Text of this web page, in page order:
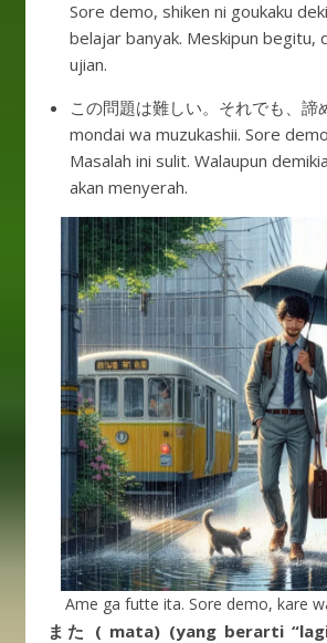
Sore demo, shiken ni goukaku
belajar banyak. Meskipun begitu,
ujian.
この問題は難しい。それでも、諦
mondai wa muzukashii. Sore
Masalah ini sulit. Walaupun
akan menyerah.
Ame ga futte ita. Sore demo, kare
また ( mata) (yang berarti